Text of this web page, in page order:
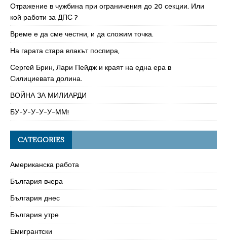
Отражение в чужбина при ограничения до 20 секции. Или
кой работи за ДПС ?
Време е да сме честни, и да сложим точка.
На гарата стара влакът поспира,
Сергей Брин, Лари Пейдж и краят на една ера в
Силициевата долина.
ВОЙНА ЗА МИЛИАРДИ
БУ-У-У-У-У-ММ!
CATEGORIES
Американска работа
България вчера
България днес
България утре
Емигрантски